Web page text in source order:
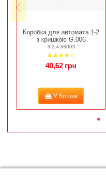
Коробка для автомата 1-2
з кришкою G.006
5.2.4.66003
40,62 грн
У Кошик